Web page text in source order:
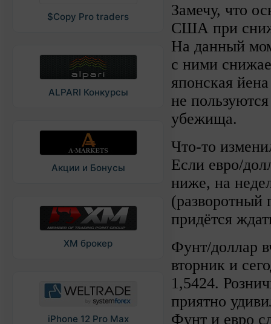
$Copy Pro traders
ALPARI Конкурсы
Акции и Бонусы
XM брокер
iPhone 12 Pro Max
Замечу, что
США при
На данный
с ними
японская
не
убежища.
Что-то
Если евро/
ниже, на
(разворотный
придётся
Фунт/доллар
вторник и
1,5424.
приятно
Фунт и евро